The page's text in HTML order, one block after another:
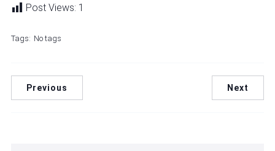
Post Views: 1
Tags: No tags
Previous Next